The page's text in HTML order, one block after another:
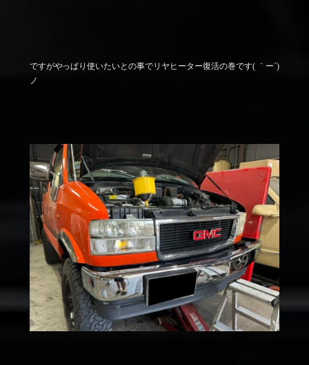
ですがやっぱり使いたいとの事でリヤヒーター復活の巻です( ｀ー´)
ノ